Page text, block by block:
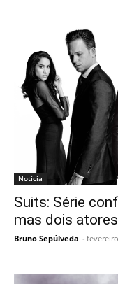
Notícia
Suits: Série
mas dois
Bruno Sepúlveda -